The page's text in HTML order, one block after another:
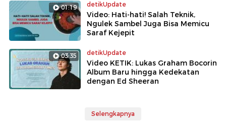
01:19 detikUpdate
Video: Hati-hati! Salah Teknik,
Ngulek Sambel Juga Bisa Memicu
Saraf Kejepit
03:35 detikUpdate
Video KETIK: Lukas Graham Bocorin
Album Baru hingga Kedekatan
dengan Ed Sheeran
Selengkapnya